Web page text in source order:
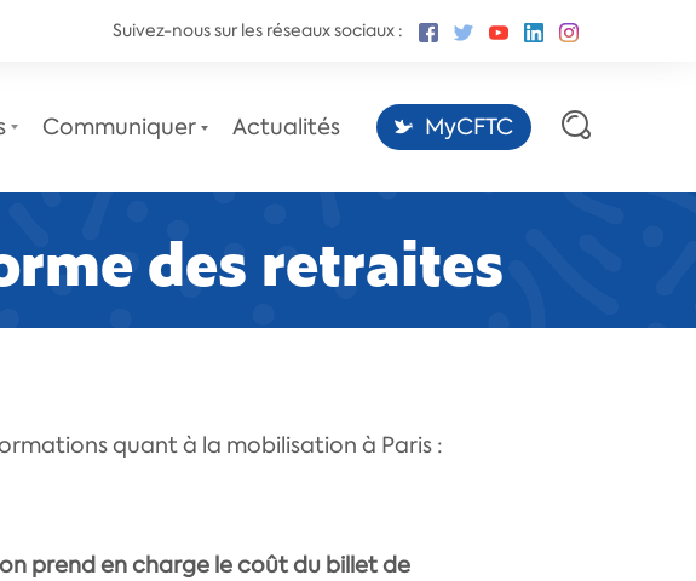
Suivez-nous sur les réseaux sociaux :
Les sites des conventions
Communiquer Actualités MyCFTC
des retraites
quant à la mobilisation à Paris :
prend en charge le coût du billet de